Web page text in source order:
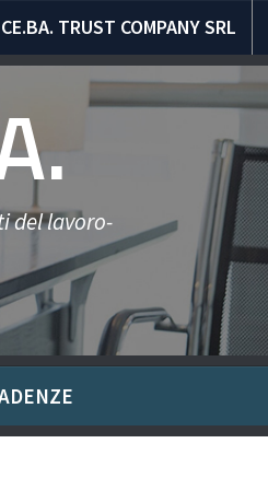
CE.BA. TRUST COMPANY SRL
del lavoro-